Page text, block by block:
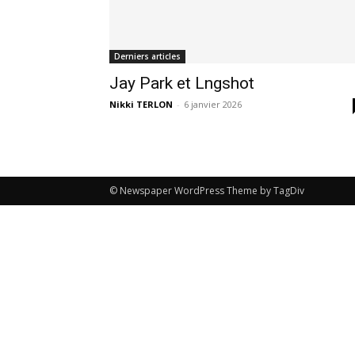
Derniers articles
Jay Park et Lngshot
Nikki TERLON - 6 janvier 2026
© Newspaper WordPress Theme by TagDiv